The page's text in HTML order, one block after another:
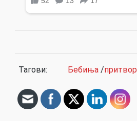
Тагови: Бебиња /притвор